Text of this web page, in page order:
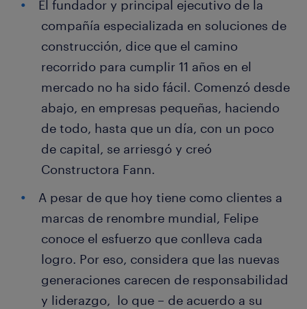
El fundador y principal ejecutivo de la
compañía especializada en soluciones de
construcción, dice que el camino
recorrido para cumplir 11 años en el
mercado no ha sido fácil. Comenzó desde
abajo, en empresas pequeñas, haciendo
de todo, hasta que un día, con un poco
de capital, se arriesgó y creó
Constructora Fann.
A pesar de que hoy tiene como clientes a
marcas de renombre mundial, Felipe
conoce el esfuerzo que conlleva cada
logro. Por eso, considera que las nuevas
generaciones carecen de responsabilidad
y liderazgo, lo que – de acuerdo a su